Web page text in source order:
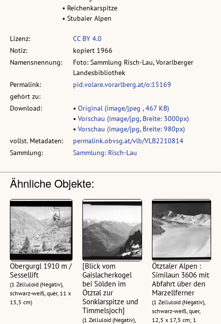
• Reichenkarspitze
• Stubaier Alpen
Lizenz:
CC BY 4.0
Notiz:
kopiert 1966
Namensnennung:
Foto: Sammlung Risch-Lau, Vorarlberger
Landesbibliothek
Permalink:
pid.volare.vorarlberg.at/o:15169
gehört zu:
Download:
• Original (image/jpeg , 467 KB)
• Vorschau (image/jpg, Breite: 3000px)
• Vorschau (image/jpg, Breite: 980px)
vollst. Metadaten:
permalink.obvsg.at/vlb/VLB2210814
Sammlung:
Sammlung: Risch-Lau
Ähnliche Objekte:
Obergurgl 1910 m /
Sessellift
(1 Zelluloid (Negativ),
schwarz-weiß, quer, 11 x
15,5 cm)
[Blick vom
Gaislacherkogel
bei Sölden im
Ötztal zur
Sonklarspitze und
Timmelsjoch]
(1 Zelluloid (Negativ),
Ötztaler Alpen :
Similaun 3606 mit
Abfahrt über den
Marzellferner
(1 Zelluloid (Negativ),
schwarz-weiß, quer,
12,5 x 17,5 cm; 1